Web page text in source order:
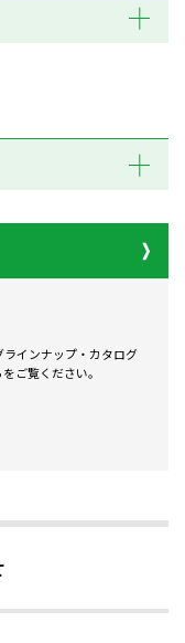
ラインナップ・カタログ
ご覧ください。